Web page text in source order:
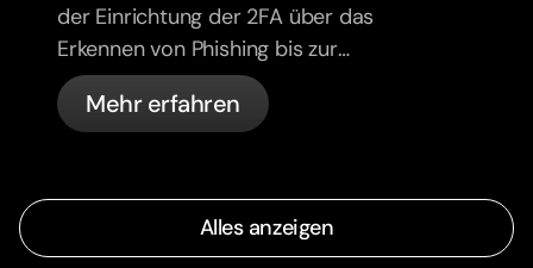
der Einrichtung der 2FA über das
Erkennen von Phishing bis zur
Kartenverwaltung und den
automatischen Sicherheitsfunktionen
Mehr erfahren
Alles anzeigen